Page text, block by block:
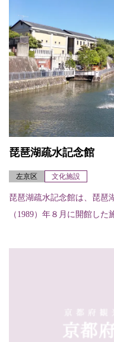
琵琶湖疏水記念館
左京区 文化施設
琵琶湖疏水記念館は、琵琶
（1989）年８月に開館し
クライン上を舟...